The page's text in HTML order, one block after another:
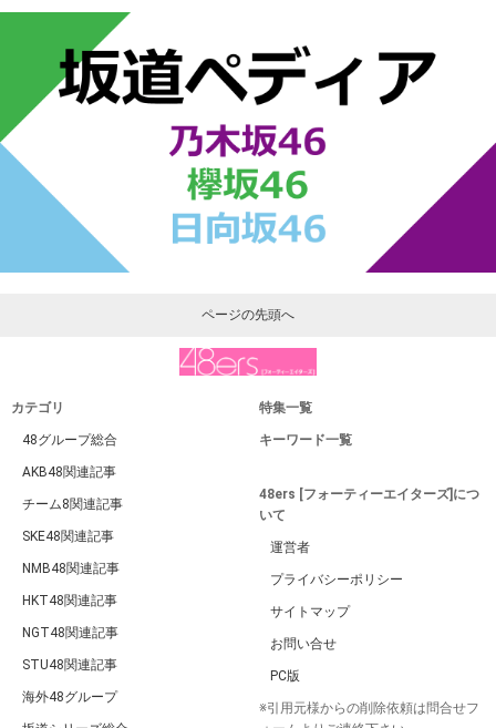
ページの先頭へ
カテゴリ
48グループ総合
AKB48関連記事
チーム8関連記事
SKE48関連記事
NMB48関連記事
HKT48関連記事
NGT48関連記事
STU48関連記事
海外48グループ
特集一覧
キーワード一覧
48ers [フォーティーエイターズ]につ
いて
運営者
プライバシーポリシー
サイトマップ
お問い合せ
PC版
※引用元様からの削除依頼は問合せフ